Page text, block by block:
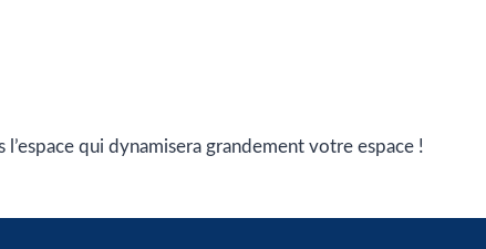
qui dynamisera grandement votre espace !